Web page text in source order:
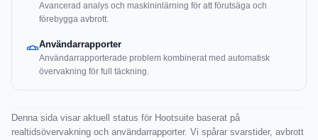
Avancerad analys och maskininlärning för att förutsäga och
förebygga avbrott.
Användarrapporter
Användarrapporterade problem kombinerat med automatisk
övervakning för full täckning.
Denna sida visar aktuell status för Hootsuite baserat på
realtidsövervakning och användarrapporter. Vi spårar svarstider, avbrott